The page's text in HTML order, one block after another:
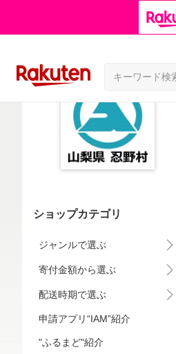
ショップカテゴリ
ジャンルで選ぶ
寄付金額から選ぶ
配送時期で選ぶ
申請アプリ“IAM”紹介
"ふるまど"紹介